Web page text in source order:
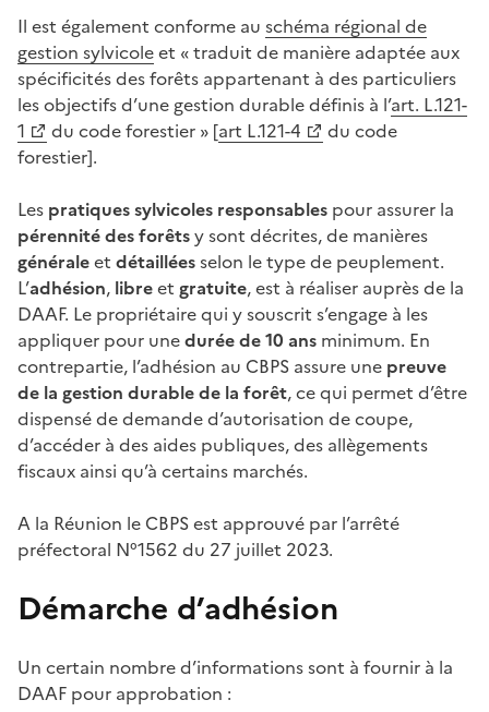
Il est également conforme au schéma régional de
gestion sylvicoleet « traduit de manière adaptée aux
spécificités des forêts appartenant à des particuliers
les objectifs d’une gestion durable définis à l’art. L.121-
1
du code forestier » [art L.121-4
du code
forestier].
Les pratiques sylvicoles responsables pour assurer la
pérennité des forêtsy sont décrites, de manières
généraleet détailléesselon le type de peuplement.
L’adhésion, libreet gratuite, est à réaliser auprès de la
DAAF. Le propriétaire qui y souscrit s’engage à les
appliquer pour unedurée de 10 ans minimum. En
contrepartie, l’adhésion au CBPS assure une preuve
de la gestion durable de la forêt, ce qui permet d’être
dispensé de demande d’autorisation de coupe,
d’accéder à des aides publiques, des allègements
fiscaux ainsi qu’à certains marchés.
A la Réunion le CBPS est approuvé par l’arrêté
préfectoral N°1562 du 27 juillet 2023.
Démarche d’adhésion
Un certain nombre d’informations sont à fournir à la
DAAF pour approbation :